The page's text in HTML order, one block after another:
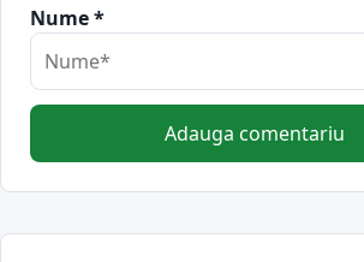
Nume *
Adauga comentariu